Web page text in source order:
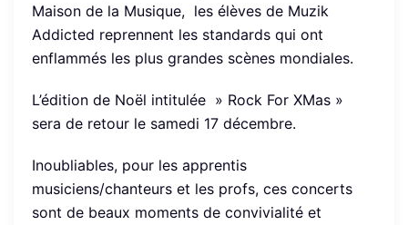
Maison de la Musique, les élèves de Muzik
Addicted reprennent les standards qui ont
enflammés les plus grandes scènes mondiales.
L’édition de Noël intitulée » Rock For XMas »
sera de retour le samedi 17 décembre.
Inoubliables, pour les apprentis
musiciens/chanteurs et les profs, ces concerts
sont de beaux moments de convivialité et